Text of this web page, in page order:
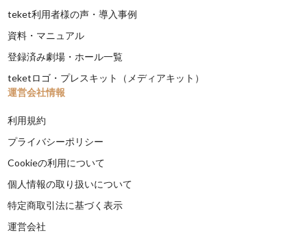
teket利用者様の声・導入事例
資料・マニュアル
登録済み劇場・ホール一覧
teketロゴ・プレスキット（メディアキット）
運営会社情報
利用規約
プライバシーポリシー
Cookieの利用について
個人情報の取り扱いについて
特定商取引法に基づく表示
運営会社